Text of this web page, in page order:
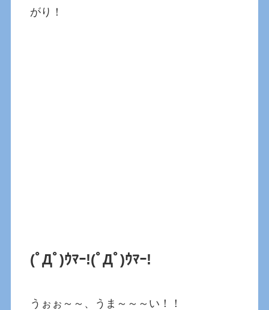
がり！
(ﾟДﾟ)ｳﾏｰ!(ﾟДﾟ)ｳﾏｰ!
うぉぉ～～、うま～～～い！！